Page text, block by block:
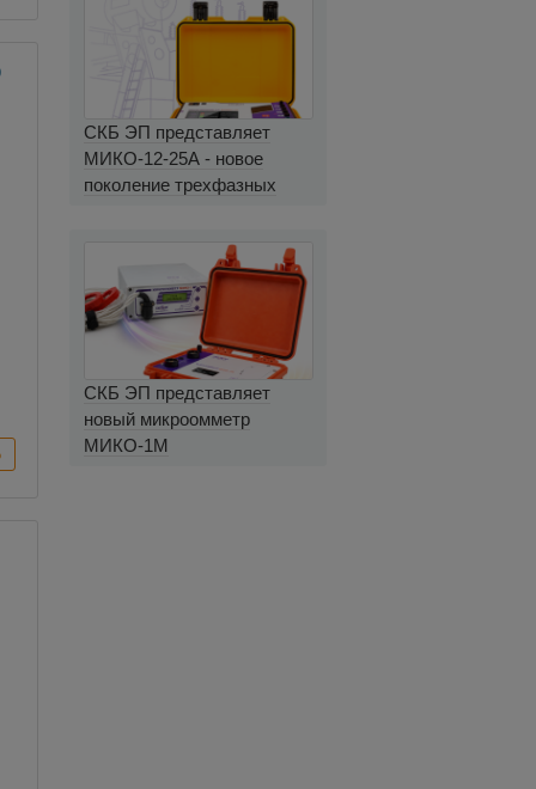
СКБ ЭП представляет
МИКО-12-25А - новое
поколение трехфазных
СКБ ЭП представляет
новый микроомметр
МИКО-1М